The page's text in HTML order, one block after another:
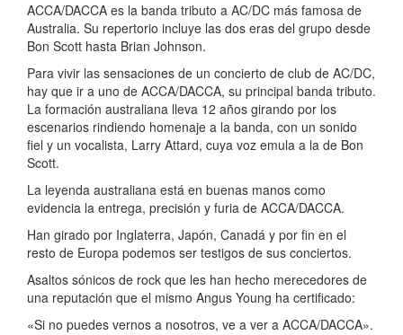
ACCA/DACCA es la banda tributo a AC/DC más famosa de
Australia. Su repertorio incluye las dos eras del grupo desde
Bon Scott hasta Brian Johnson.
Para vivir las sensaciones de un concierto de club de AC/DC,
hay que ir a uno de ACCA/DACCA, su principal banda tributo.
La formación australiana lleva 12 años girando por los
escenarios rindiendo homenaje a la banda, con un sonido
fiel y un vocalista, Larry Attard, cuya voz emula a la de Bon
Scott.
La leyenda australiana está en buenas manos como
evidencia la entrega, precisión y furia de ACCA/DACCA.
Han girado por Inglaterra, Japón, Canadá y por fin en el
resto de Europa podemos ser testigos de sus conciertos.
Asaltos sónicos de rock que les han hecho merecedores de
una reputación que el mismo Angus Young ha certificado:
«Si no puedes vernos a nosotros, ve a ver a ACCA/DACCA».